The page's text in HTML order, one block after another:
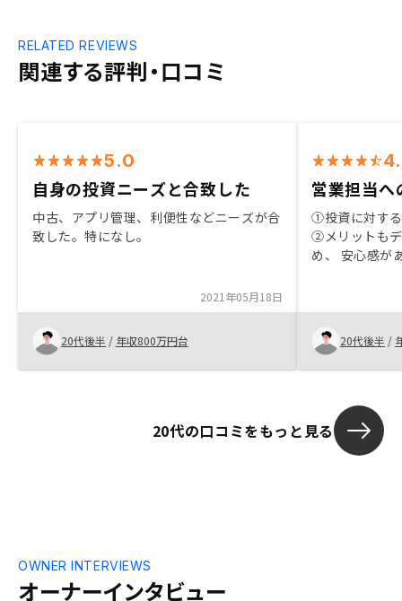
関連する評判・口コミ
RELATED REVIEWS
5.0
自身の投資ニーズと合致した
中古、アプリ管理、利便性などニーズが合
致した。特になし。
2021年05月18日
20代後半 / 年収800万円台
営業担当へ
①投資に対す
②メリットも
め、 安心感が
安な点が出て
聞くことがで
回答や説明も
た。知人に紹
20代後半 /
20代の口コミをもっと見る
オーナーインタビュー
OWNER INTERVIEWS